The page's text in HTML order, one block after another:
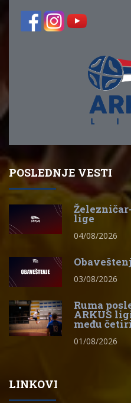
POSLEDNJE VESTI
lige
04/08/2026
03/08/2026
Ruma
ARKUS
među
01/08/2026
LINKOVI